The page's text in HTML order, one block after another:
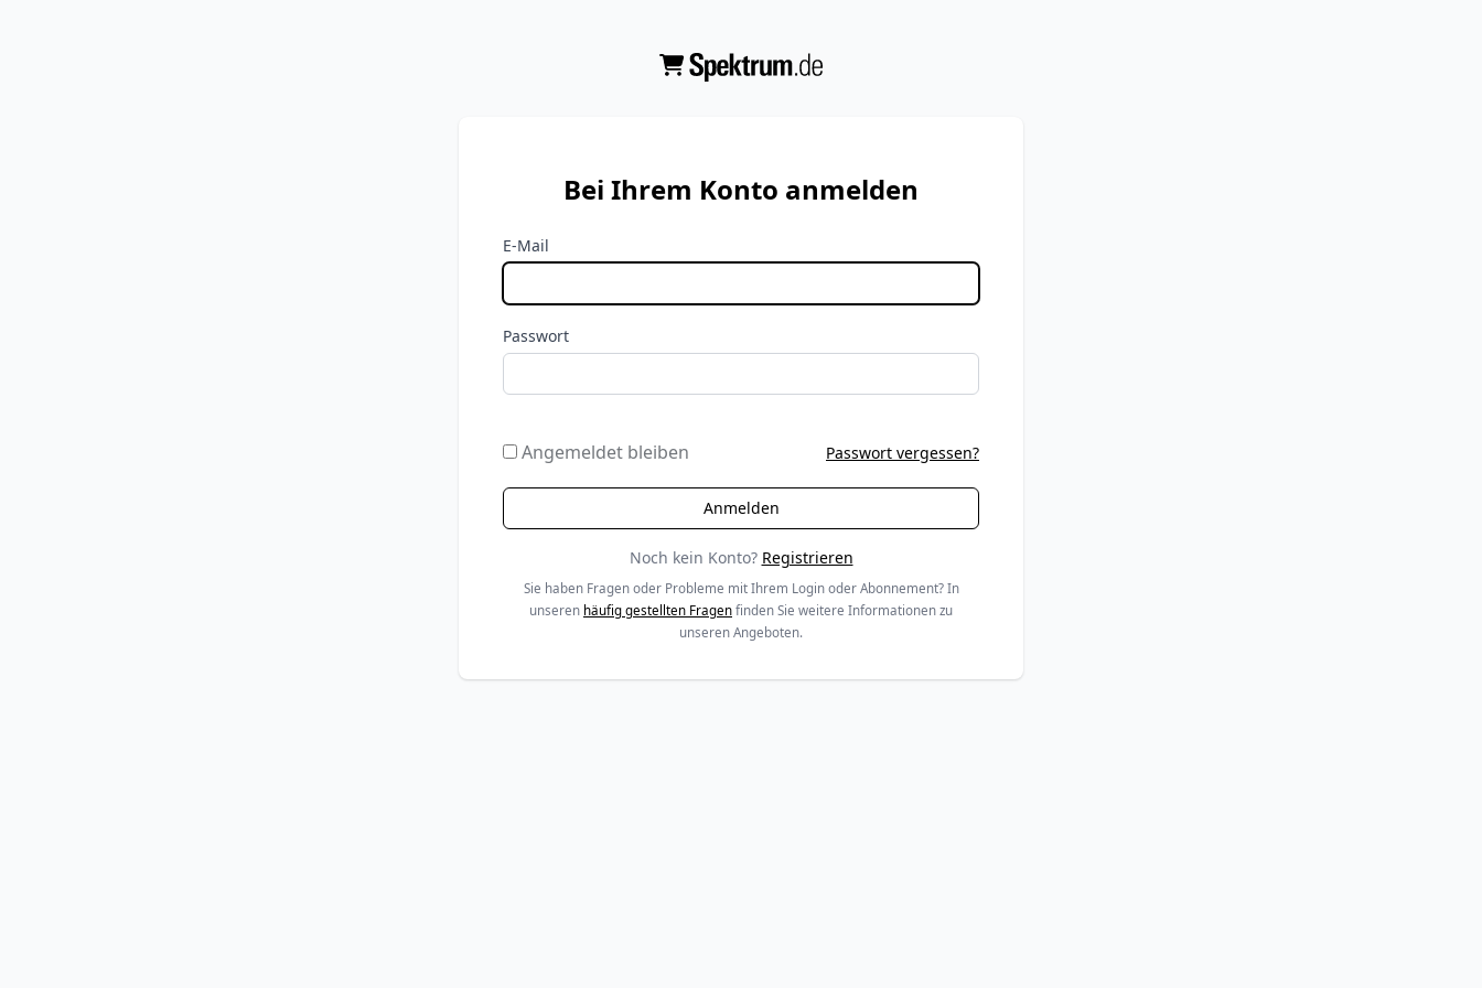
Bei Ihrem Konto anmelden
E-Mail
Passwort
Angemeldet bleiben Passwort vergessen?
Noch kein Konto? Registrieren
Sie haben Fragen oder Probleme mit Ihrem Login oder Abonnement? In
unseren häufig gestellten Fragen finden Sie weitere Informationen zu
unseren Angeboten.